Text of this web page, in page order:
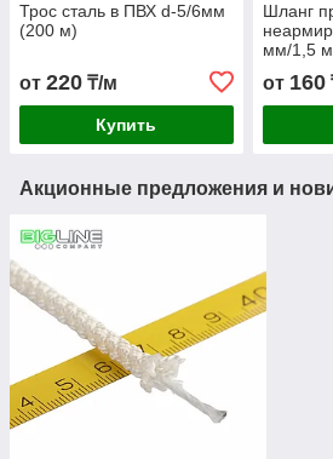
Трос сталь в ПВХ d-5/6мм
(200 м)
от 220 ₸/м
Купить
Шланг
мм/1,5
от 160
Акционные предложения и